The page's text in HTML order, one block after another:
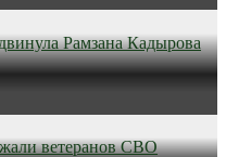
Рамзана Кадырова
ветеранов СВО